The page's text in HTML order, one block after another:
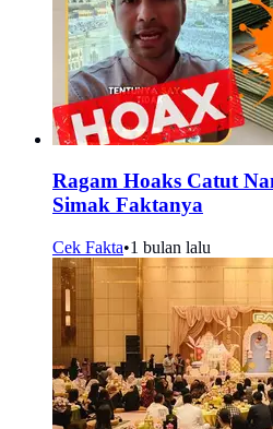
Ragam Hoaks Catut
Simak Faktanya
Cek Fakta•1 bulan lalu